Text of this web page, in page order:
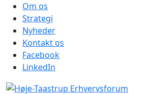
Om os
Strategi
Nyheder
Kontakt os
Facebook
LinkedIn